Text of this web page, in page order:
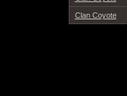
Clan Coyote